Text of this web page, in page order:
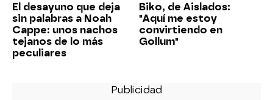
El desayuno que deja
sin palabras a Noah
Cappe: unos nachos
tejanos de lo más
peculiares
Biko, de Aislados:
"Aquí me estoy
convirtiendo en
Gollum"